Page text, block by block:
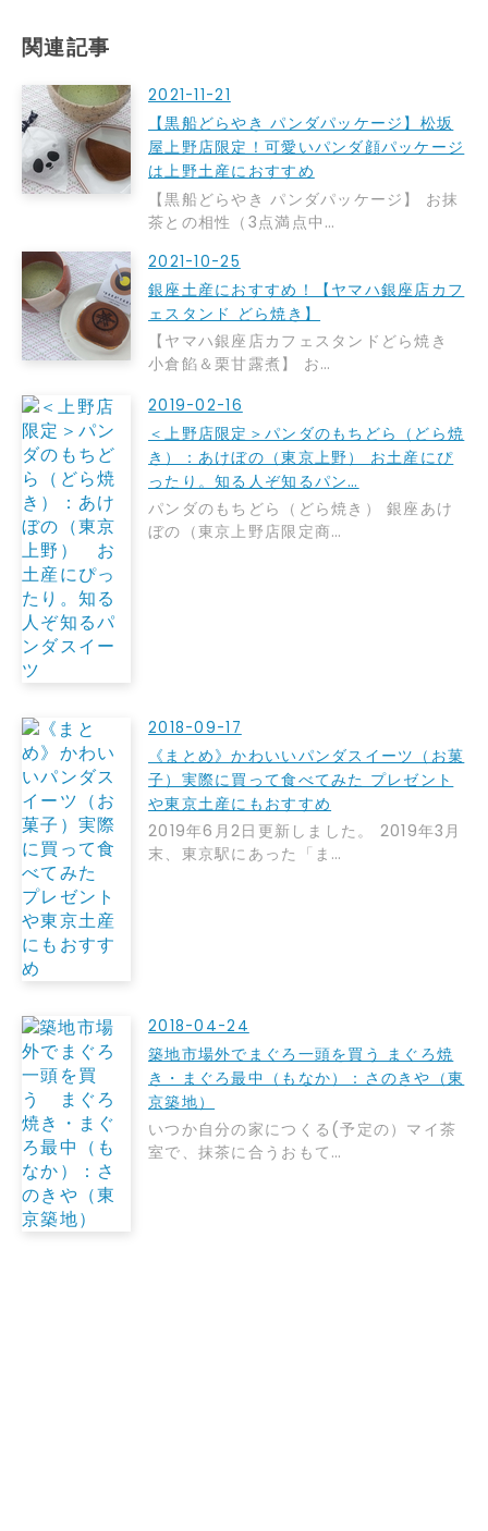
関連記事
2021-11-21
【黒船どらやき パンダパッケージ】松坂
屋上野店限定！可愛いパンダ顔パッケージ
は上野土産におすすめ
【黒船どらやき パンダパッケージ】 お抹
茶との相性（3点満点中…
2021-10-25
銀座土産におすすめ！【ヤマハ銀座店カフ
ェスタンド どら焼き】
【ヤマハ銀座店カフェスタンドどら焼き
小倉餡＆栗甘露煮】 お…
2019-02-16
＜上野店限定＞パンダのもちどら（どら焼
き）：あけぼの（東京上野） お土産にぴ
ったり。知る人ぞ知るパン…
パンダのもちどら（どら焼き） 銀座あけ
ぼの（東京上野店限定商…
2018-09-17
《まとめ》かわいいパンダスイーツ（お菓
子）実際に買って食べてみた プレゼント
や東京土産にもおすすめ
2019年6月2日更新しました。 2019年3月
末、東京駅にあった「ま…
2018-04-24
築地市場外でまぐろ一頭を買う まぐろ焼
き・まぐろ最中（もなか）：さのきや（東
京築地）
いつか自分の家につくる(予定の）マイ茶
室で、抹茶に合うおもて…